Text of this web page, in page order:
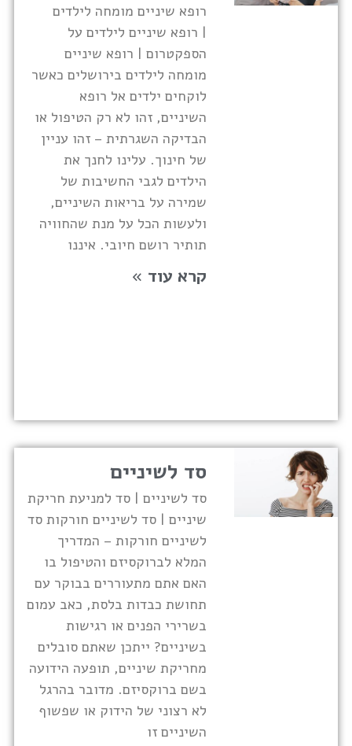
רופא שיניים מומחה לילדים
| רופא שיניים לילדים על
הספקטרום | רופא שיניים
מומחה לילדים בירושלים כאשר
לוקחים ילדים אל רופא
השיניים, זהו לא רק הטיפול או
הבדיקה השגרתית – זהו עניין
של חינוך. עלינו לחנך את
הילדים לגבי החשיבות של
שמירה על בריאות השיניים,
ולעשות הכל על מנת שהחוויה
תותיר רושם חיובי. איננו
קרא עוד »
סד לשיניים
סד לשיניים | סד למניעת חריקת
שיניים | סד לשיניים חורקות סד
לשיניים חורקות – המדריך
המלא לברוקסיזם והטיפול בו
האם אתם מתעוררים בבוקר עם
תחושת כבדות בלסת, כאב עמום
בשרירי הפנים או רגישות
בשיניים? ייתכן שאתם סובלים
מחריקת שיניים, תופעה הידועה
בשם ברוקסיזם. מדובר בהרגל
לא רצוני של הידוק או שפשוף
השיניים זו